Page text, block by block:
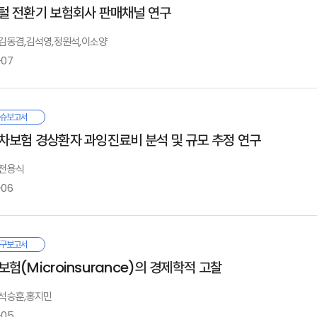
· 참고문헌
· 참고문헌
Ⅳ. 해외사례
영국
미국
Ⅴ· 결론
· 참고문헌
하여 주는 것이 보험업법상 특별이익 제공 금지 규제의 역할이라고 할 것이다.
금지해야 할 필요성과 특별이익 제공을 허용함으로 인한 경쟁 촉진 효과 및 소
형점을 찾는 것이 필요할 것이다.
을 조건으로 하는 특별이익 제공 행위만을 금지하는 방안 등을 제안해 보았다.
유사 입법례
Ⅲ. 특별이익 규제 관련 해석 사례 등
신금융서비스 지정 사례
강증진형 보험상품 개발·판매 가이드라인
보험업법 개정안 발의 내용
별이익의 유형 관련
별이익 규제의 예외: 기초서류에 근거한 경우
별이익 규제의 예외: 허용되는 금액의 한도
제3자에 의한 이익 제공
강보험 보장성 강화 정책 시행에 따른 ‘비급여의 급여화’ 이후 실손의료보험
하게 인상되거나 진료량이 급격하게 늘어나는 현상이 빈번히 목격되어 왔다.
수가와 진료량이 비정상적으로 증가하였으며, 이로 인해 2020년 전체 실손의
안 추진된 건강보험 보장성 강화의 노력에도 불구하고, 비급여 영역의 지속적
사 건강보험의 효율적인 운영을 위해서는 부적절한 의료서비스의 수요와 공급
과잉진료가 빈번한 비급여 항목을 우선적으로 집중 관리하고, 예상치 못한
Ⅰ. 서론
Ⅱ. 실손의료보험 통계 분석
백내장 수술의 실손보험금 분석
내장 수술의 실손보험금 회귀분석
Ⅳ. 의료서비스의 도덕적 해이와 비급여 관리의 해외 사례
료서비스 선택과 도덕적 해이
비급여 관리 해외 사례
전환기 보험회사 판매채널 연구
동겸,김석영,정원석,이소양
·경제 전반에 걸친 디지털 전환과 빅테크기업의 보험업 진출을 계기로 모집
연구에서는 국내 판매채널의 진화과정 및 제도변화, 현행 모집시장의 문제점, 시
논하고자 한다.
회사에 있어 판매채널은 고객접점 확보를 위한 수단으로, 소비자들의 상품
회사 간 경쟁이 촉진되고 소비자 선택권이 확대되는 효과를 거두었다. 그
같이 보험모집시장은 기존의 여러 가지 문제들이 산재한 가운데, 디지털 전환
기술을 활용한 상품구조 변화, 비대면방식에 대한 소비자 선호도 증대, 디지털 네
매과정에서 소비자들의 디지털채널 활용도는 더욱 커질 것으로 전망된다. 이에
Ⅰ. 판매채널에 대한 재평가
보험마케팅 연구의 흐름
연구의 구성
Ⅱ. 판매채널의 기능과 역할
매채널의 기능
판매채널 분류와 특성
채널 선택 기준
보고서
보험 경상환자 과잉진료비 분석 및 규모 추정 연구
용식
는 우리나라 자동차보험 경상환자(상해등급 12급, 13급, 14급) 과잉진료 규모
대인배상 청구 건수 비율인 대인배상 청구율과 1인당 진료비, 자동차보험과 건
경제모형으로 분석하여 과잉진료 규모를 추정하였다. 추정 결과 과잉진료 규
에 이르는 것으로, 그리고 건강보험 진료일수 기준으로 61.9%에서
으로는 최대 4.6%p로 분석되었다. 경상환자 진료행태를 분석한 결과, 경상환
Ⅰ. 서론
1. 연구의 목적
선행연구
연구의 방법
보고서
험(Microinsurance)의 경제학적 고찰
승훈,홍지민